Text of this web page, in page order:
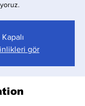
Kapalı
gör